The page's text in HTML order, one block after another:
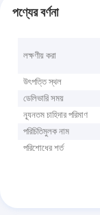
পণ্যের বর্ণনা
লক্ষণীয় করা
উৎপত্তি স্থল
ডেলিভারি সময়
ন্যূনতম চাহিদার পরিমাণ
পরিচিতিমুলক নাম
পরিশোধের শর্ত